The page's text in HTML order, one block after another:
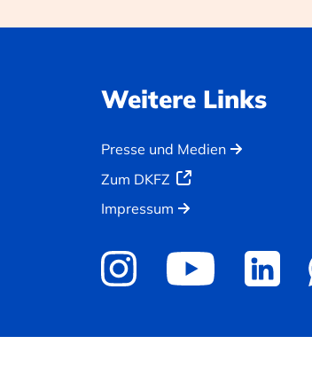
Weitere Links
Presse und Medien
Zum DKFZ
Impressum